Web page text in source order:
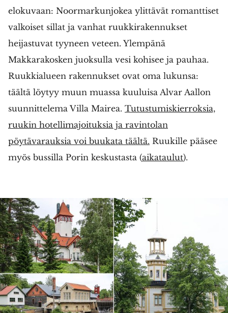
elokuvaan: Noormarkunjokea ylittävät romanttiset
valkoiset sillat ja vanhat ruukkirakennukset
heijastuvat tyyneen veteen. Ylempänä
Makkarakosken juoksulla vesi kohisee ja pauhaa.
Ruukkialueen rakennukset ovat oma lukunsa:
täältä löytyy muun muassa kuuluisa Alvar Aallon
suunnittelema Villa Mairea. Tutustumiskierroksia,
ruukin hotellimajoituksia ja ravintolan
pöytävarauksia voi buukata täältä. Ruukille pääsee
myös bussilla Porin keskustasta (aikataulut).